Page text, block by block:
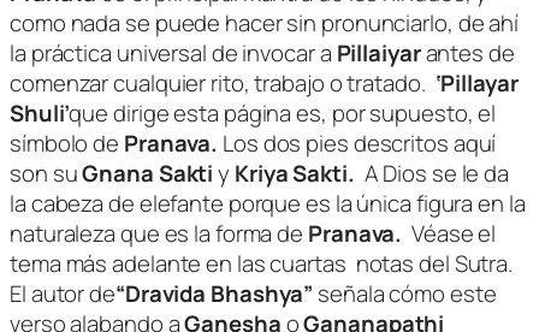
como nada se puede hacer sin pronunciarlo, de ahí
la práctica universal de invocar a Pillaiyarantes de
comenzar cualquier rito, trabajo o tratado. ‘Pillayar
Shuli’que dirige esta página es, por supuesto, el
símbolo de Pranava. Los dos pies descritos aquí
son suGnana Saktiy Kriya Sakti. A Dios se le da
la cabeza de elefante porque es la única figura en la
naturaleza que es la forma de Pranava. Véase el
tema más adelante en las cuartas notas del Sutra.
El autor de“Dravida Bhashya” señala cómo este
verso alabando aGaneshaoGananapathi